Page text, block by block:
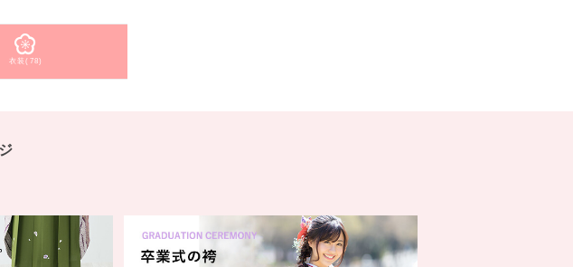
衣装(78)